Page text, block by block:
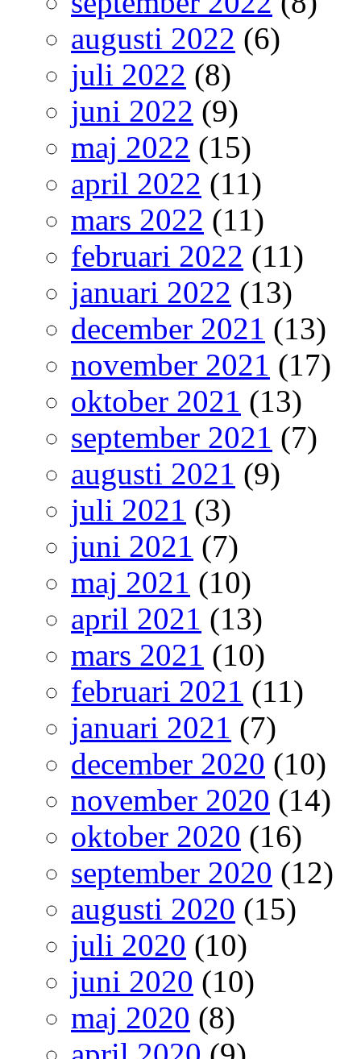
augusti 2022 (6)
juli 2022 (8)
juni 2022 (9)
maj 2022 (15)
april 2022 (11)
mars 2022 (11)
februari 2022 (11)
januari 2022 (13)
december 2021 (13)
november 2021 (17)
oktober 2021 (13)
september 2021 (7)
augusti 2021 (9)
juli 2021 (3)
juni 2021 (7)
maj 2021 (10)
april 2021 (13)
mars 2021 (10)
februari 2021 (11)
januari 2021 (7)
december 2020 (10)
november 2020 (14)
oktober 2020 (16)
september 2020 (12)
augusti 2020 (15)
juli 2020 (10)
juni 2020 (10)
maj 2020 (8)